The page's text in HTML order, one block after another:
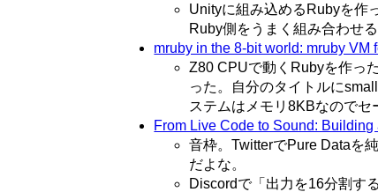
Unityに組み込めるRubyを作
Ruby側をうまく組み合わせ
mruby in the 8-bit world: mruby
Z80 CPUで動くRubyを作っ
った。自分のタイトルに
ステムはメモリ8KBなのでセ
From Live Code to Sound:
音枠。TwitterでPure Dataを
だよな。
Discordで「出力を16分割す